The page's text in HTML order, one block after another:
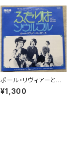
ポール・リヴィアーとレ
イダース / ふたりはソウ
ルフル
¥1,300